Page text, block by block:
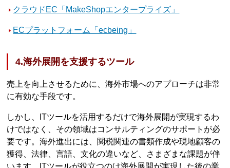
クラウドEC「MakeShopエンタープライズ」
ECプラットフォーム「ecbeing」
4.海外展開を支援するツール
売上を向上させるために、海外市場へのアプローチは非常
に有効な手段です。
しかし、ITツールを活用するだけで海外展開が実現するわ
けではなく、その領域はコンサルティングのサポートが必
要です。海外進出には、関税関連の書類作成や現地顧客の
獲得、法律、言語、文化の違いなど、さまざまな課題が伴
います。ITツールが役立つのは海外展開が実現した後の業